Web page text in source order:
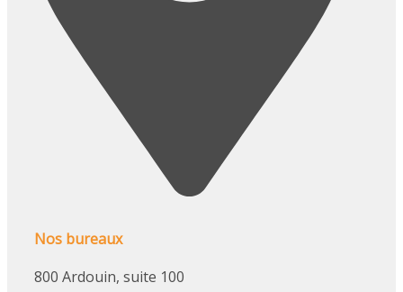
Nos bureaux
800 Ardouin, suite 100